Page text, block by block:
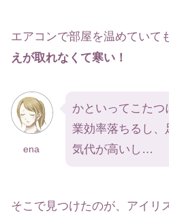
エアコンで部屋を温めていて
えが取れなくて寒い！
ena
かといってこた
業効率落ちるし
気代が高いし…
そこで見つけたのが、アイリ